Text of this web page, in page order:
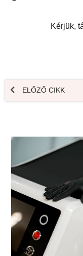
Kérjük,
ELŐZŐ CIKK